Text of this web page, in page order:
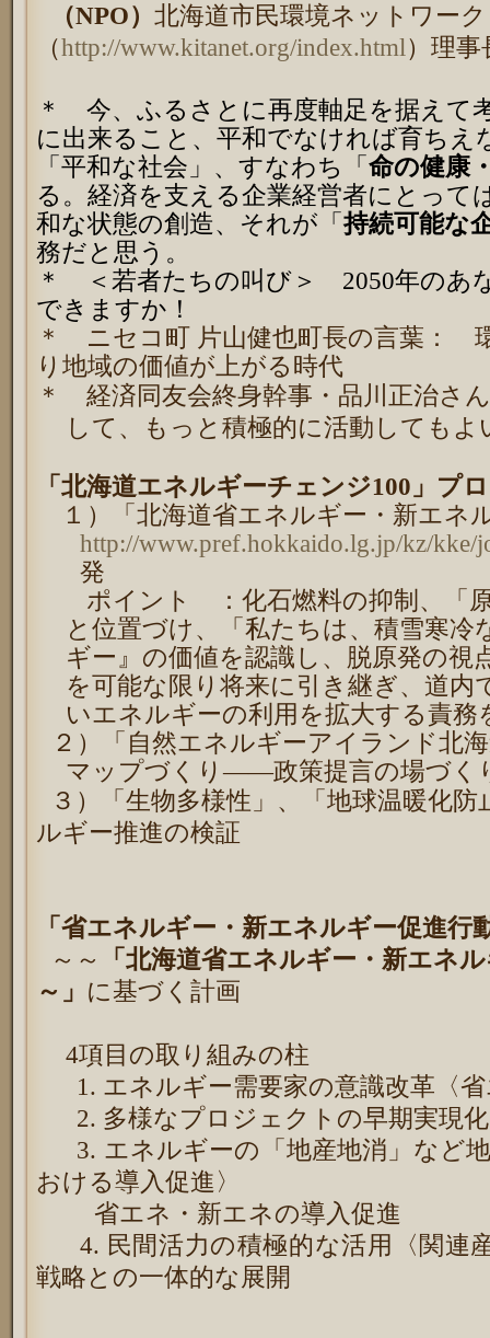
（NPO）北海道市民環境ネットワーク
（http://www.kitanet.org/index.html）理事
＊ 今、ふるさとに再度軸足を据えて
に出来ること、平和でなければ育ちえ
「平和な社会」、すなわち「命の健康
る。経済を支える企業経営者にとって
和な状態の創造、それが「持続可能な
務だと思う。
＊ ＜若者たちの叫び＞ 2050年のあ
できますか！
＊ ニセコ町 片山健也町長の言葉：
り地域の価値が上がる時代
＊ 経済同友会終身幹事・品川正治さ
して、もっと積極的に活動しても
「北海道エネルギーチェンジ100 」プ
１）「北海道省エネルギー・新エネ
http://www.pref.hokkaido.lg.jp/kz/kke/
発
ポイント ：化石燃料の抑制、「原
と位置づけ、「私たちは、積雪寒
ギー』の価値を認識し、脱原発の視
を可能な限り将来に引き継ぎ、道内
いエネルギーの利用を拡大する責
２）「自然エネルギーアイランド北
マップづくり――政策提言の場づく
３）「生物多様性」、「地球温暖化
ルギー推進の検証
「省エネルギー・新エネルギー促進行
～～
「北海道省エネルギー・新エネ
～」 に基づく計画
4項目の取り組みの柱
1. エネルギー需要家の意識改革〈
2. 多様なプロジェクトの早期実現
3. エネルギーの「地産地消」など
おける導入促進〉
省エネ・新エネの導入促進
4. 民間活力の積極的な活用〈関連
戦略との一体的な展開